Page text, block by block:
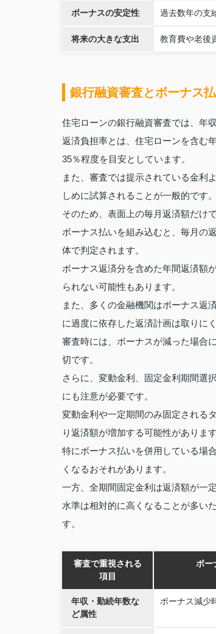
ボーナスの安定性 過去数年の支
将来の大きな支出 教育費や老後
銀行融資審査とボーナス
住宅ローンの銀行融資審査では、年
返済負担率とは、住宅ローンを含む
35％程度を目安としています。
また、審査では提示されている金利
しめに試算されることが一般的です。
そのため、表面上の毎月返済額だけ
ボーナス払いを組み込むと、毎月の
体で判定されます。
ボーナス返済分を含めた年間返済額
られない可能性もあります。
また、多くの金融機関はボーナス返
に過度に依存した返済計画は取りに
審査時には、ボーナスが減った場合
切です。
さらに、変動金利、固定金利期間選
にも注意が必要です。
変動金利や一定期間のみ固定される
り返済額が増加する可能性があります
特にボーナス払いを併用している場
くなるおそれがあります。
一方、全期間固定金利は返済額が一
水準は相対的に高くなることが多い
す。
審査で重視される
項目
ボー
年収・勤続年数な
ど属性
ボーナス減少